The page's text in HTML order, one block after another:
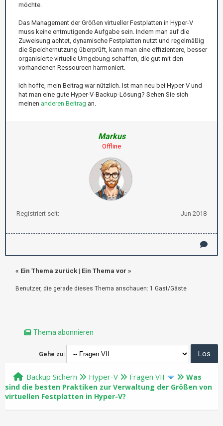
möchte.
Das Management der Größen virtueller Festplatten in Hyper-V
muss keine entmutigende Aufgabe sein. Indem man auf die
Zuweisung achtet, dynamische Festplatten nutzt und regelmäßig
die Speichernutzung überprüft, kann man eine effizientere, besser
organisierte virtuelle Umgebung schaffen, die gut mit den
vorhandenen Ressourcen harmoniert.
Ich hoffe, mein Beitrag war nützlich. Ist man neu bei Hyper-V und
hat man eine gute Hyper-V-Backup-Lösung? Sehen Sie sich
meinen anderen Beitrag an.
Markus
Offline
Registriert seit: Jun 2018
« Ein Thema zurück | Ein Thema vor »
Benutzer, die gerade dieses Thema anschauen: 1 Gast/Gäste
Thema abonnieren
Gehe zu:
Backup Sichern Hyper-V Fragen VII
Was
sind die besten Praktiken zur Verwaltung der Größen von
virtuellen Festplatten in Hyper-V?